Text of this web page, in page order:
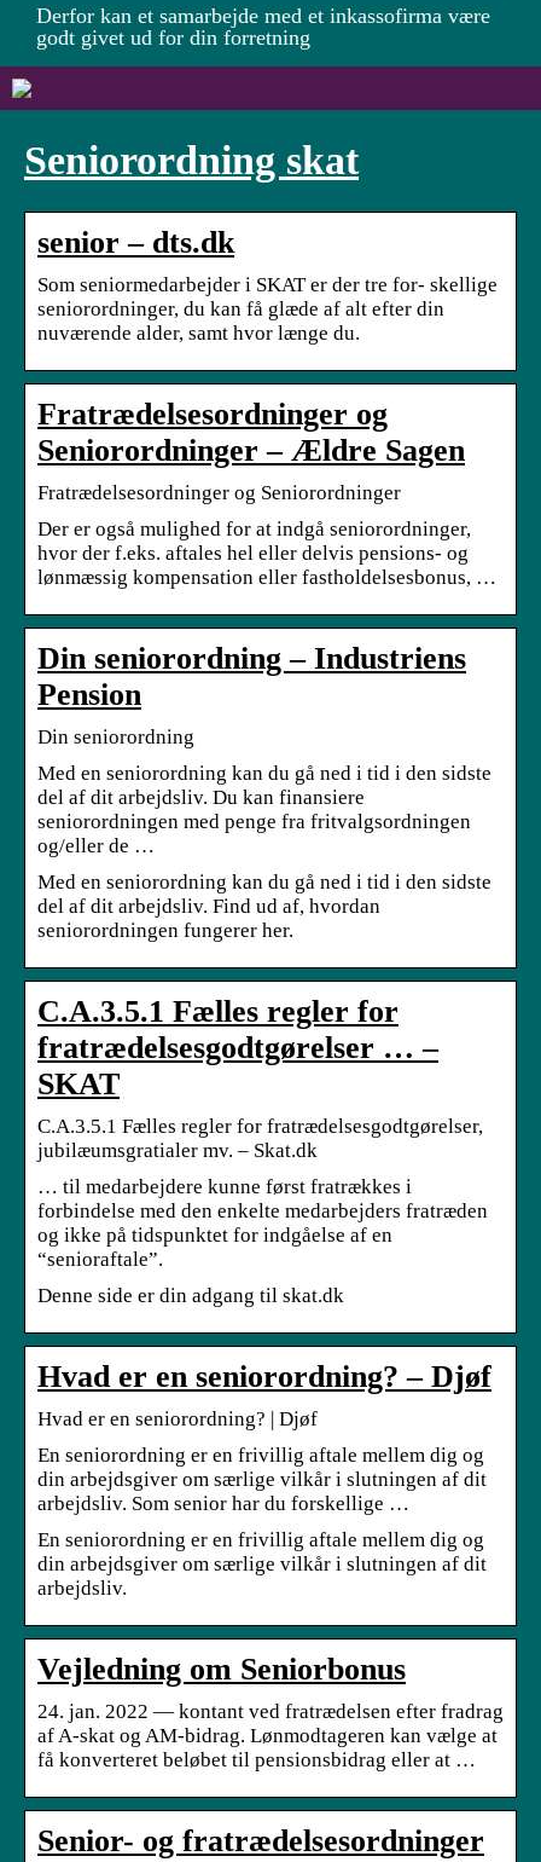
Derfor kan et samarbejde med et inkassofirma være
godt givet ud for din forretning
Seniorordning skat
senior – dts.dk
Som seniormedarbejder i SKAT er der tre for‑ skellige
seniorordninger, du kan få glæde af alt efter din
nuværende alder, samt hvor længe du.
Fratrædelsesordninger og
Seniorordninger – Ældre Sagen
Fratrædelsesordninger og Seniorordninger
Der er også mulighed for at indgå seniorordninger,
hvor der f.eks. aftales hel eller delvis pensions- og
lønmæssig kompensation eller fastholdelsesbonus, …
Din seniorordning – Industriens
Pension
Din seniorordning
Med en seniorordning kan du gå ned i tid i den sidste
del af dit arbejdsliv. Du kan finansiere
seniorordningen med penge fra fritvalgsordningen
og/eller de …
Med en seniorordning kan du gå ned i tid i den sidste
del af dit arbejdsliv. Find ud af, hvordan
seniorordningen fungerer her.
C.A.3.5.1 Fælles regler for
fratrædelsesgodtgørelser … –
SKAT
C.A.3.5.1 Fælles regler for fratrædelsesgodtgørelser,
jubilæumsgratialer mv. – Skat.dk
… til medarbejdere kunne først fratrækkes i
forbindelse med den enkelte medarbejders fratræden
og ikke på tidspunktet for indgåelse af en
“senioraftale”.
Denne side er din adgang til skat.dk
Hvad er en seniorordning? – Djøf
Hvad er en seniorordning? | Djøf
En seniorordning er en frivillig aftale mellem dig og
din arbejdsgiver om særlige vilkår i slutningen af dit
arbejdsliv. Som senior har du forskellige …
En seniorordning er en frivillig aftale mellem dig og
din arbejdsgiver om særlige vilkår i slutningen af dit
arbejdsliv.
Vejledning om Seniorbonus
24. jan. 2022 — kontant ved fratrædelsen efter fradrag
af A-skat og AM-bidrag. Lønmodtageren kan vælge at
få konverteret beløbet til pensionsbidrag eller at …
Senior- og fratrædelsesordninger